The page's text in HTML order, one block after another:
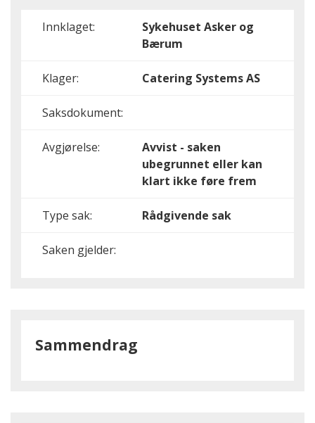
Innklaget:
Sykehuset Asker og
Bærum
Klager: Catering Systems AS
Saksdokument:
Avgjørelse:
Avvist - saken
ubegrunnet eller kan
klart ikke føre frem
Type sak: Rådgivende sak
Saken gjelder:
Sammendrag